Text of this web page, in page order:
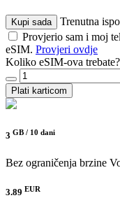
Kupi sada
Trenutna
Provjerio sam i moj
eSIM. Provjeri ovdje
Koliko eSIM-ova trebate?
Plati karticom
3 GB / 10 dani
Bez ograničenja brzine
3.89 EUR